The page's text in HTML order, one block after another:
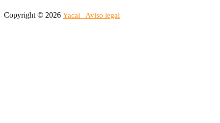
Copyright © 2026 Yacal Aviso legal